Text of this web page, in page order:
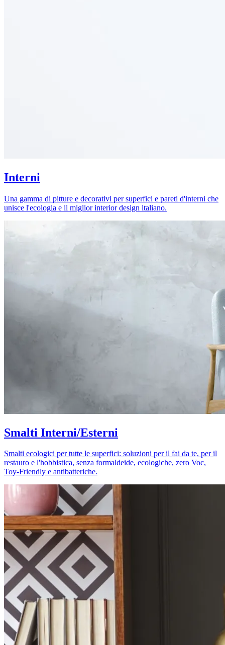
Interni
Una gamma di pitture e decorativi per superfici e pareti d'interni che
unisce l'ecologia e il miglior interior design italiano.
Smalti Interni/Esterni
Smalti ecologici per tutte le superfici: soluzioni per il fai da te, per il
restauro e l'hobbistica, senza formaldeide, ecologiche, zero Voc,
Toy-Friendly e antibatteriche.